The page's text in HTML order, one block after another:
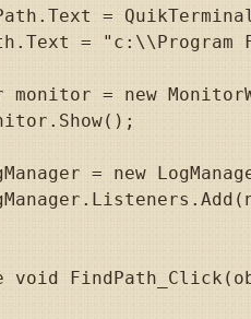
=
= "c:\\Program
monitor = new
= new
void